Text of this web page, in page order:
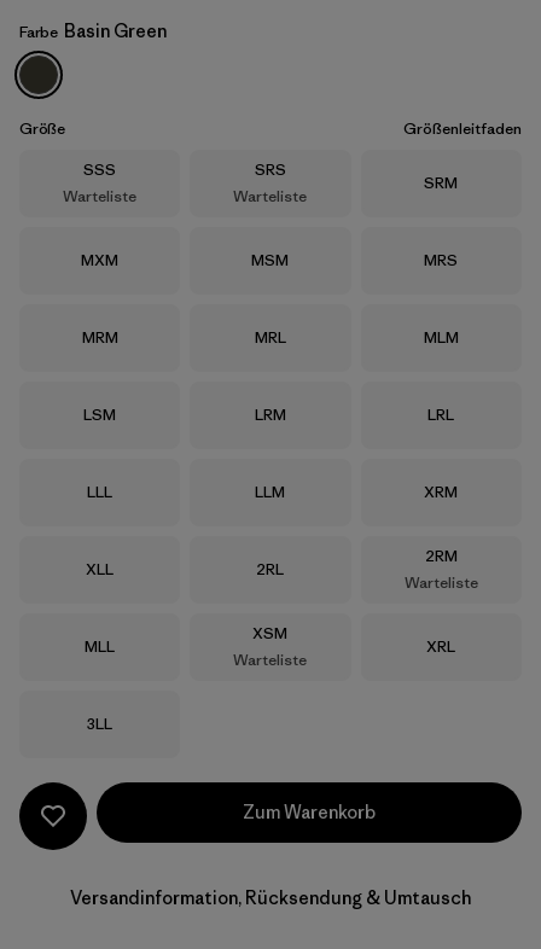
Basin Green
Farbe Basin Green
Größe
Größenleitfaden
Größe
SSS
Warteliste
Größe
SRS
Warteliste
Größe
SRM
Größe
MXM Größe
MSM Größe
MRS
Größe
MRM Größe
MRL Größe
MLM
Größe
LSM Größe
LRM Größe
LRL
Größe
LLL Größe
LLM Größe
XRM
Größe
XLL Größe
2RL
Größe
2RM
Warteliste
Größe
MLL
Größe
XSM
Warteliste
Größe
XRL
Größe
3LL
Zum Warenkorb
Versandinformation, Rücksendung & Umtausch